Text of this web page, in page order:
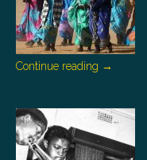
Continue reading →